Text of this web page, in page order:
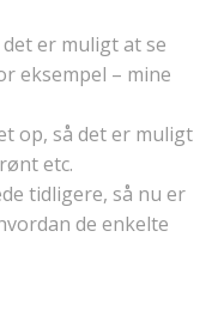
er muligt at se
eksempel – mine
op, så det er muligt
etc.
tidligere, så nu er
de enkelte